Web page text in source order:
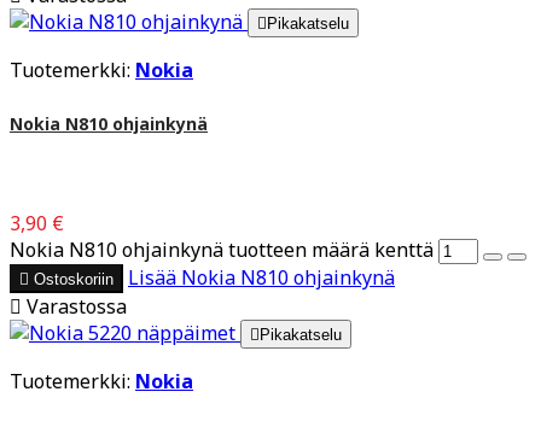
 Pikakatselu
Tuotemerkki: Nokia
Nokia N810 ohjainkynä
3,90 €
Nokia N810 ohjainkynä tuotteen määrä kenttä
 Ostoskoriin Lisää Nokia N810 ohjainkynä
 Varastossa
 Pikakatselu
Tuotemerkki: Nokia